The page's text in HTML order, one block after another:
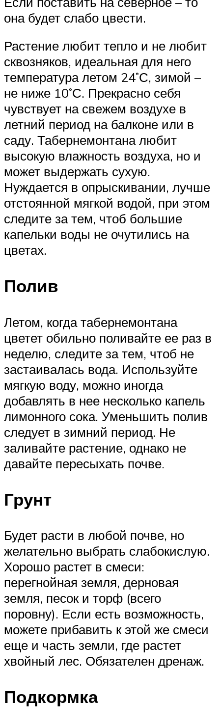
она будет слабо цвести.
Растение любит тепло и не любит
сквозняков, идеальная для него
температура летом 24˚С, зимой –
не ниже 10˚С. Прекрасно себя
чувствует на свежем воздухе в
летний период на балконе или в
саду. Табернемонтана любит
высокую влажность воздуха, но и
может выдержать сухую.
Нуждается в опрыскивании, лучше
отстоянной мягкой водой, при этом
следите за тем, чтоб большие
капельки воды не очутились на
цветах.
Полив
Летом, когда табернемонтана
цветет обильно поливайте ее раз в
неделю, следите за тем, чтоб не
застаивалась вода. Используйте
мягкую воду, можно иногда
добавлять в нее несколько капель
лимонного сока. Уменьшить полив
следует в зимний период. Не
заливайте растение, однако не
давайте пересыхать почве.
Грунт
Будет расти в любой почве, но
желательно выбрать слабокислую.
Хорошо растет в смеси:
перегнойная земля, дерновая
земля, песок и торф (всего
поровну). Если есть возможность,
можете прибавить к этой же смеси
еще и часть земли, где растет
хвойный лес. Обязателен дренаж.
Подкормка